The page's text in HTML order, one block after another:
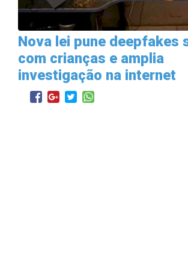
Nova lei pune deepfakes
com crianças e amplia
investigação na internet